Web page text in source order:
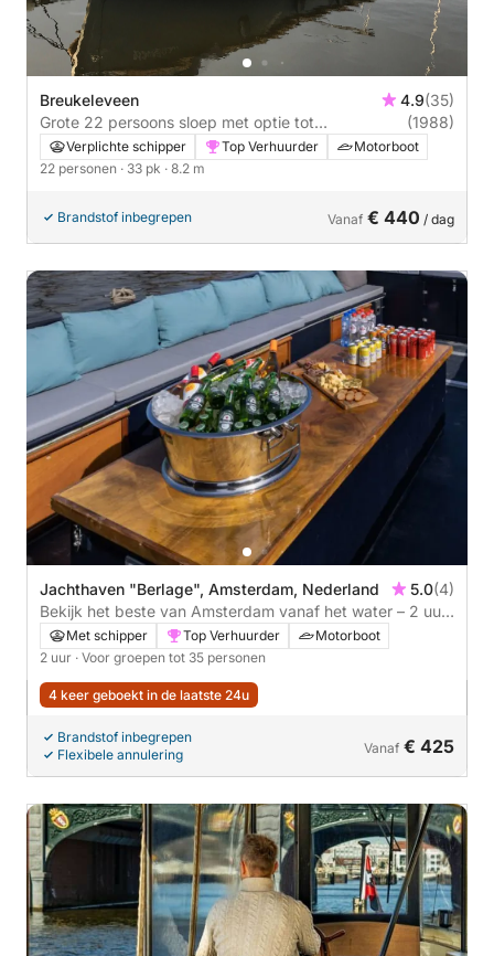
Breukeleveen 4.9(35)
Grote 22 persoons sloep met optie tot
overkapping
(1988)
Verplichte schipper Top Verhuurder
Motorboot
22 personen · 33 pk · 8.2 m
Brandstof inbegrepen Vanaf € 440 / dag
Jachthaven "Berlage", Amsterdam, Nederland 5.0(4)
Bekijk het beste van Amsterdam vanaf het water – 2 uur
durende privérondvaart met gids
Met schipper Top Verhuurder
Motorboot
2 uur · Voor groepen tot 35 personen
4 keer geboekt in de laatste 24u
Brandstof inbegrepen
Flexibele annulering
Vanaf € 425